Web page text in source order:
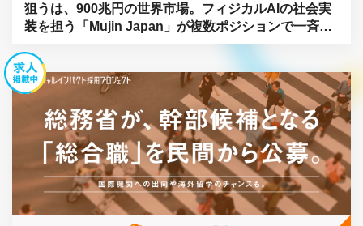
狙うは、900兆円の世界市場。フィジカルAIの社会実
装を担う「Mujin Japan」が複数ポジションで一斉公